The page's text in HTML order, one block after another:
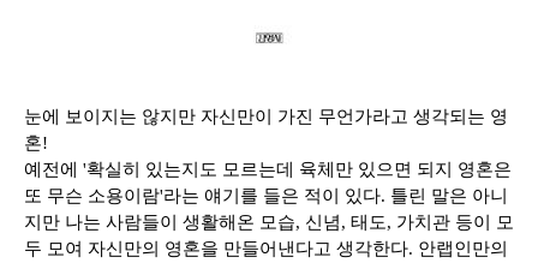
눈에 보이지는 않지만 자신만이 가진 무언가라고 생각되는 영
혼!
예전에 '확실히 있는지도 모르는데 육체만 있으면 되지 영혼은
또 무슨 소용이람'라는 얘기를 들은 적이 있다. 틀린 말은 아니
지만 나는 사람들이 생활해온 모습, 신념, 태도, 가치관 등이 모
두 모여 자신만의 영혼을 만들어낸다고 생각한다. 안랩인만의